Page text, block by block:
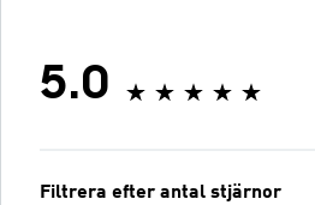
5.0
Filtrera efter antal stjärnor